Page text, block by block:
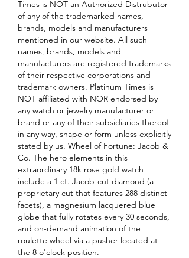
Times is NOT an Authorized Distrubutor
of any of the trademarked names,
brands, models and manufacturers
mentioned in our website. All such
names, brands, models and
manufacturers are registered trademarks
of their respective corporations and
trademark owners. Platinum Times is
NOT affiliated with NOR endorsed by
any watch or jewelry manufacturer or
brand or any of their subsidiaries thereof
in any way, shape or form unless explicitly
stated by us. Wheel of Fortune: Jacob &
Co. The hero elements in this
extraordinary 18k rose gold watch
include a 1 ct. Jacob-cut diamond (a
proprietary cut that features 288 distinct
facets), a magnesium lacquered blue
globe that fully rotates every 30 seconds,
and on-demand animation of the
roulette wheel via a pusher located at
the 8 o'clock position.